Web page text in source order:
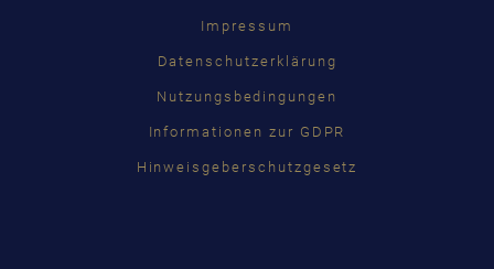
Impressum
Datenschutzerklärung
Nutzungsbedingungen
Informationen zur GDPR
Hinweisgeberschutzgesetz